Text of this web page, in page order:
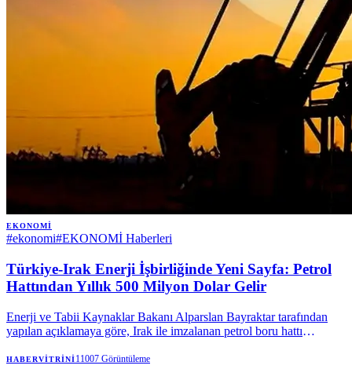
EKONOMI
#ekonomi#EKONOMİ Haberleri
Türkiye-Irak Enerji İşbirliğinde Yeni Sayfa: Petrol
Hattından Yıllık 500 Milyon Dolar Gelir
Enerji ve Tabii Kaynaklar Bakanı Alparslan Bayraktar tarafından
yapılan açıklamaya göre, Irak ile imzalanan petrol boru hattı
nakliye kazancı sağlayacak. Hattın potansiyelinin ise 2,5 milyon
HABERVITRINI11007 Görüntüleme